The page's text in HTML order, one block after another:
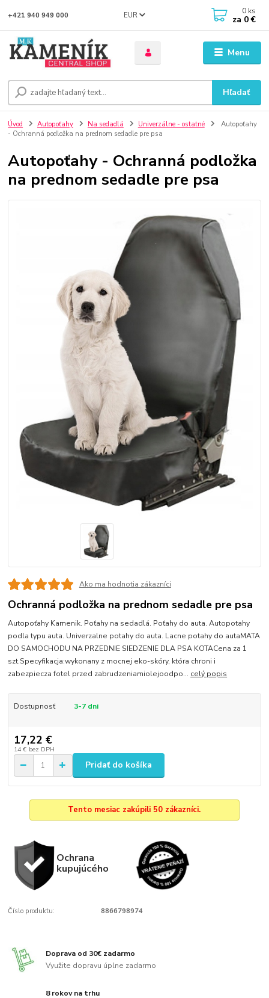
Menu
EUR
Hľadať
+421 940 949 000 0 ks
za 0 €
Úvod Autopoťahy Na sedadlá Univerzálne - ostatné
Autopoťahy
- Ochranná podložka na prednom sedadle pre psa
Autopoťahy - Ochranná podložka
na prednom sedadle pre psa
Ako ma hodnotia zákazníci
Ochranná podložka na prednom sedadle pre psa
Autopoťahy Kamenik. Poťahy na sedadlá. Poťahy do auta. Autopotahy
podla typu auta. Univerzalne potahy do auta. Lacne potahy do autaMATA
DO SAMOCHODU NA PRZEDNIE SIEDZENIE DLA PSA KOTACena za 1
szt.Specyfikacja:wykonany z mocnej eko-skóry, która chroni i
zabezpiecza fotel przed zabrudzeniamiolejoodpo... celý popis
Dostupnosť 3-7 dni
17,22 €
14 € bez DPH
Pridať do košíka
Tento mesiac zakúpili 50 zákazníci.
Ochrana
kupujúcého
Číslo produktu: 8866798974
Doprava od 30€ zadarmo
Využite dopravu úplne zadarmo
8 rokov na trhu